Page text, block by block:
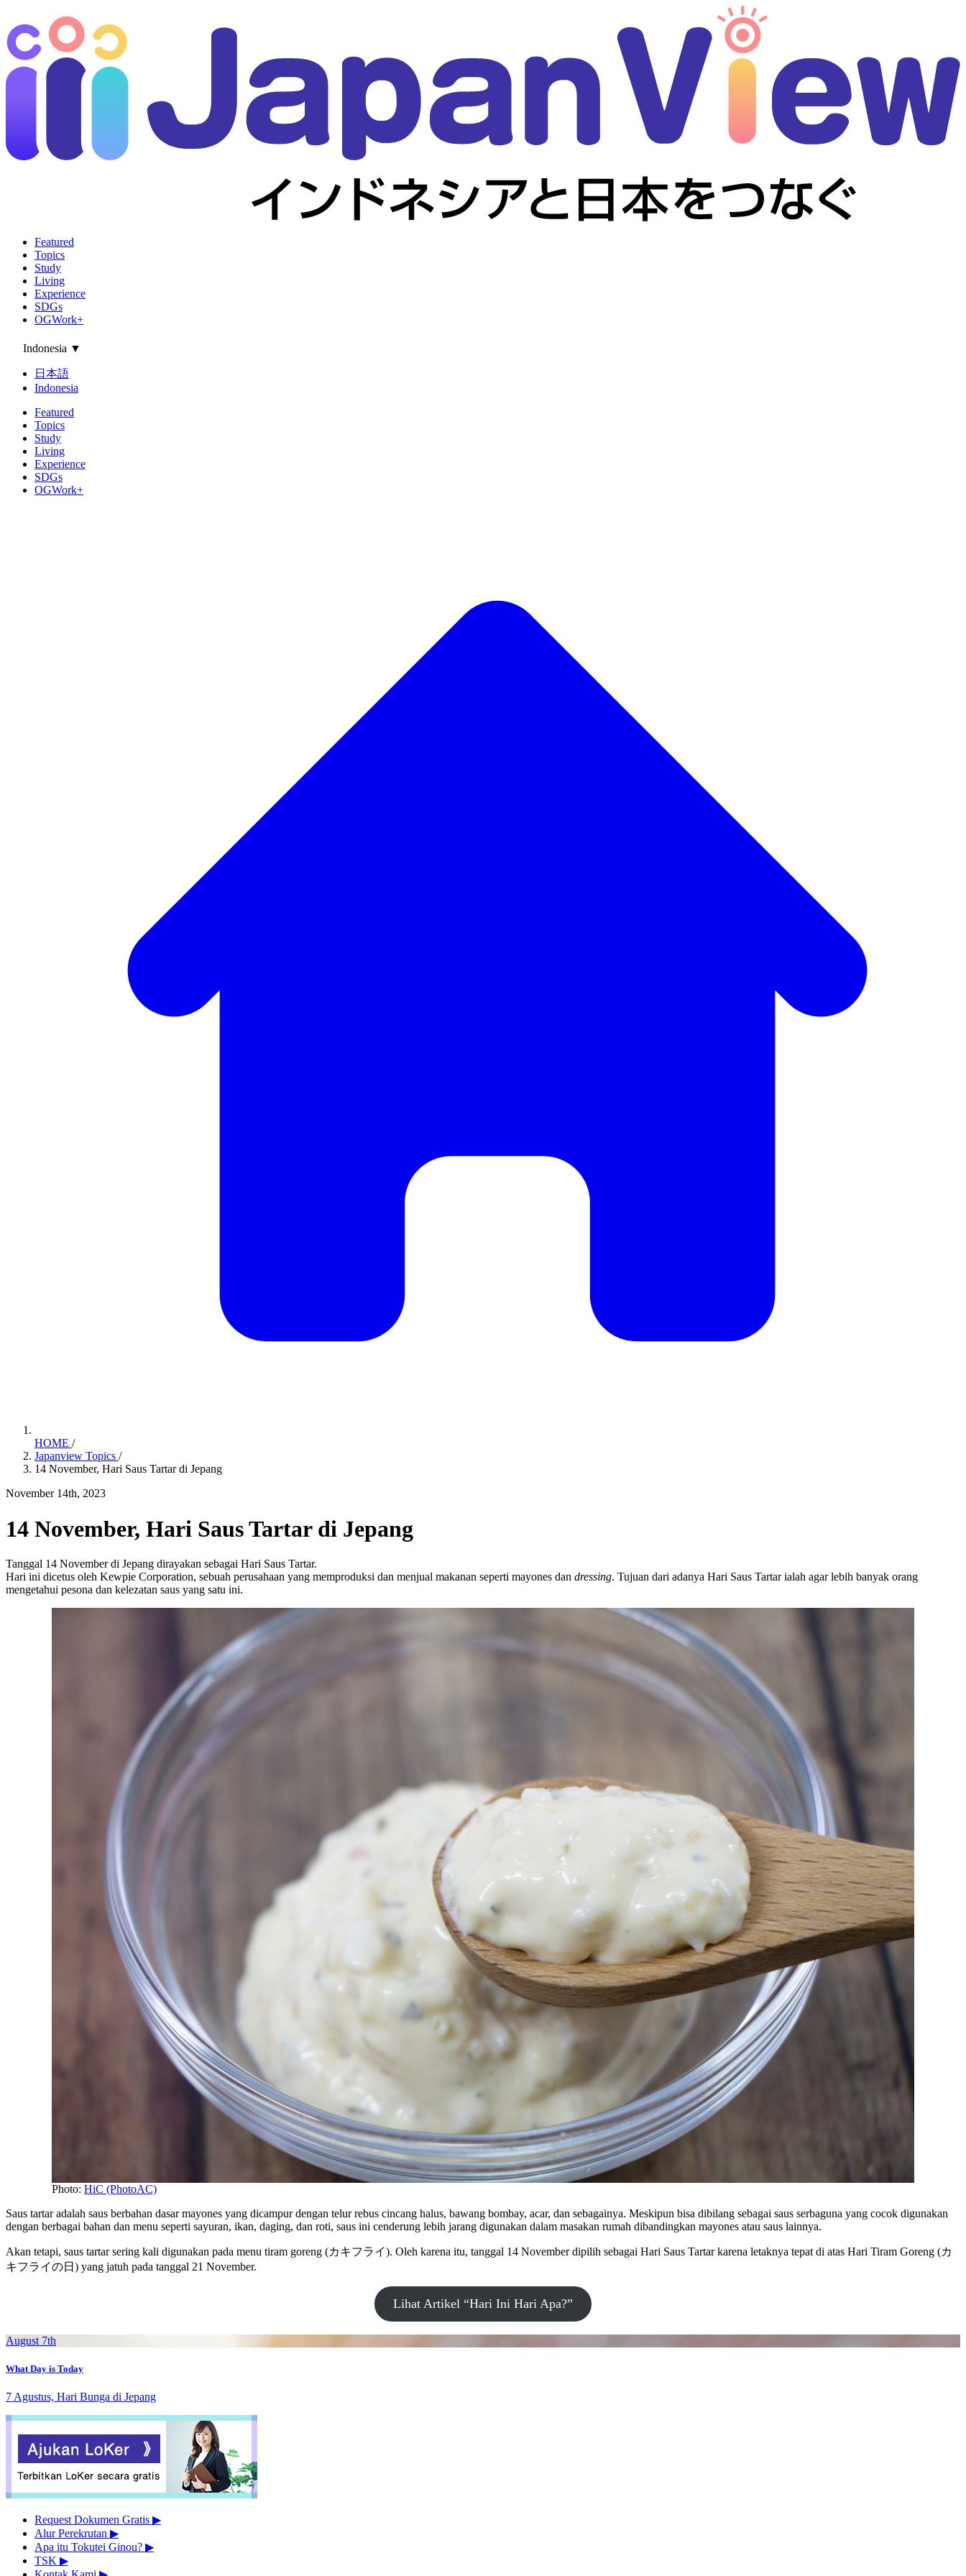
Featured
Topics
Study
Living
Experience
SDGs
OGWork+
Indonesia ▼
日本語
Indonesia
Featured
Topics
Study
Living
Experience
SDGs
OGWork+
HOME /
Japanview Topics /
14 November, Hari Saus Tartar di Jepang
November 14th, 2023
14 November, Hari Saus Tartar di Jepang
Tanggal 14 November di Jepang dirayakan sebagai Hari Saus Tartar.
Hari ini dicetus oleh Kewpie Corporation, sebuah perusahaan yang memproduksi dan menjual makanan seperti mayones dan dressing. Tujuan dari adanya Hari Saus Tartar ialah agar lebih banyak orang
mengetahui pesona dan kelezatan saus yang satu ini.
Photo: HiC (PhotoAC)
Saus tartar adalah saus berbahan dasar mayones yang dicampur dengan telur rebus cincang halus, bawang bombay, acar, dan sebagainya. Meskipun bisa dibilang sebagai saus serbaguna yang cocok digunakan
dengan berbagai bahan dan menu seperti sayuran, ikan, daging, dan roti, saus ini cenderung lebih jarang digunakan dalam masakan rumah dibandingkan mayones atau saus lainnya.
Akan tetapi, saus tartar sering kali digunakan pada menu tiram goreng (カキフライ). Oleh karena itu, tanggal 14 November dipilih sebagai Hari Saus Tartar karena letaknya tepat di atas Hari Tiram Goreng (カ
キフライの日) yang jatuh pada tanggal 21 November.
Lihat Artikel “Hari Ini Hari Apa?”
August 7th
What Day is Today
7 Agustus, Hari Bunga di Jepang
Request Dokumen Gratis ▶︎
Alur Perekrutan ▶︎
Apa itu Tokutei Ginou? ▶︎
TSK ▶︎